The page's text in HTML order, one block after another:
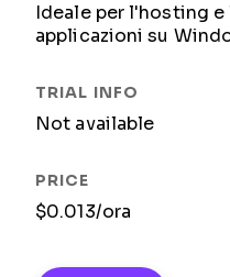
Ideale per l'hosting
applicazioni su
Not available
$0.013/ora